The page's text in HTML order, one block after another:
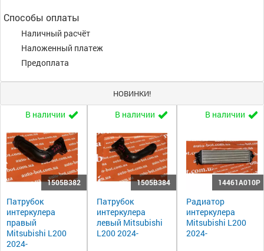
Способы оплаты
Наличный расчёт
Наложенный платеж
Предоплата
НОВИНКИ!
В наличии
1505B382
Патрубок
интеркулера
правый
Mitsubishi L200
2024-
В наличии
1505B384
Патрубок
интеркулера
левый Mitsubishi
L200 2024-
В наличии
14461A010P
Радиатор
интеркулера
Mitsubishi L200
2024-